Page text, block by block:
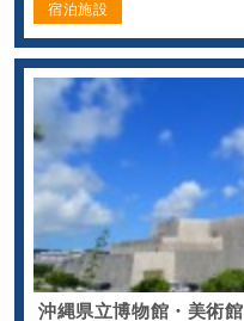
宿泊施設
沖縄県立博物館・美術館